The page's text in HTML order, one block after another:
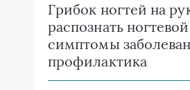
Грибок ногтей на
распознать
симптомы
профилактика